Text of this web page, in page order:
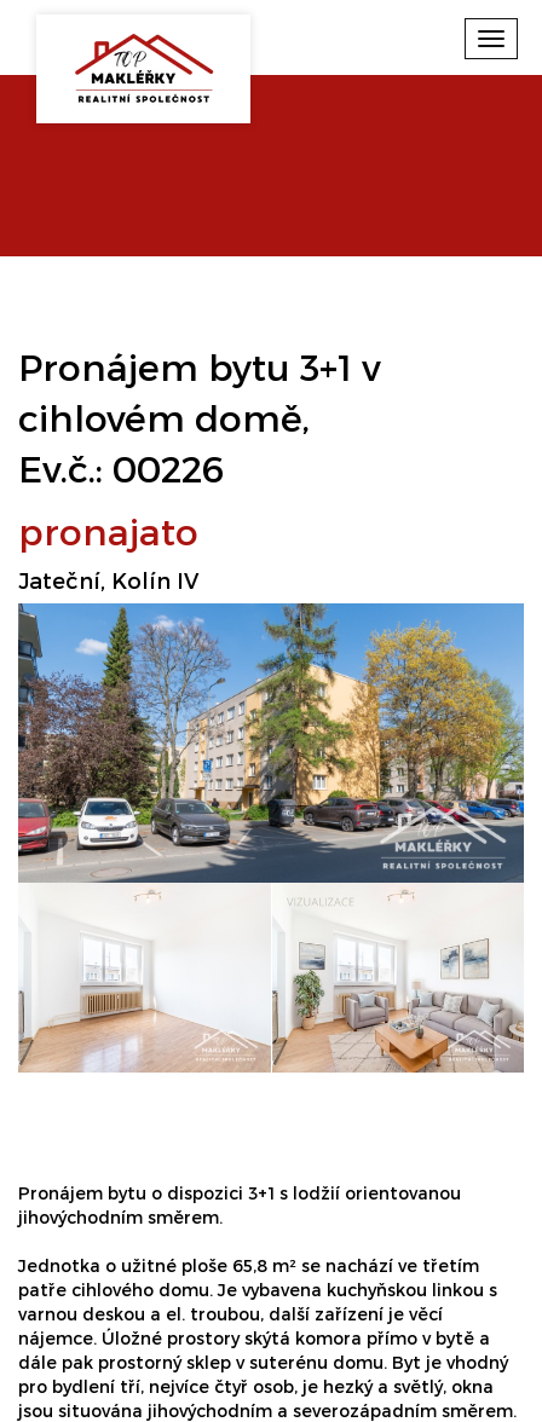
Pronájem bytu 3+1 v
cihlovém domě,
Ev.č.: 00226
pronajato
Jateční, Kolín IV
Pronájem bytu o dispozici 3+1 s lodžií orientovanou
jihovýchodním směrem.
Jednotka o užitné ploše 65,8 m² se nachází ve třetím
patře cihlového domu. Je vybavena kuchyňskou linkou s
varnou deskou a el. troubou, další zařízení je věcí
nájemce. Úložné prostory skýtá komora přímo v bytě a
dále pak prostorný sklep v suterénu domu. Byt je vhodný
pro bydlení tří, nejvíce čtyř osob, je hezký a světlý, okna
jsou situována jihovýchodním a severozápadním směrem.